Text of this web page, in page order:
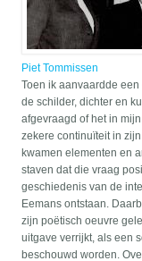
Piet Tommissen
Toen ik aanvaardde
de schilder, dichter en
afgevraagd of het in
zekere continuïteit in
kwamen elementen en
staven dat die vraag
geschiedenis van de
Eemans ontstaan.
zijn poëtisch oeuvre
uitgave verrijkt, als een
beschouwd worden.